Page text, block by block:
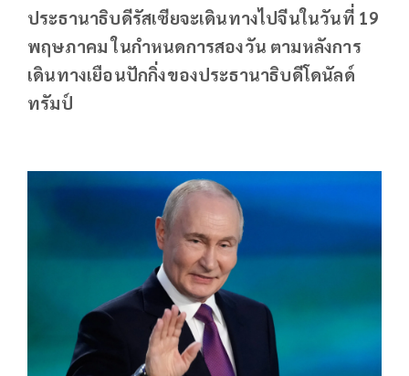
ประธานาธิบดีรัสเซียจะเดินทางไปจีนในวันที่ 19
พฤษภาคม ในกำหนดการสองวัน ตามหลังการ
เดินทางเยือนปักกิ่งของประธานาธิบดีโดนัลด์
ทรัมป์